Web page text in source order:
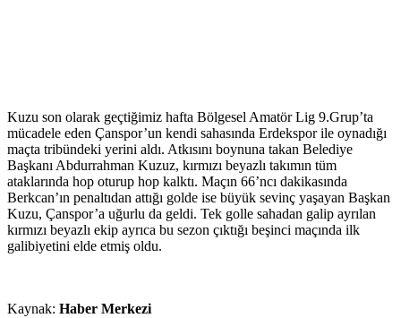
Kuzu son olarak geçtiğimiz hafta Bölgesel Amatör Lig 9.Grup’ta
mücadele eden Çanspor’un kendi sahasında Erdekspor ile oynadığı
maçta tribündeki yerini aldı. Atkısını boynuna takan Belediye
Başkanı Abdurrahman Kuzuz, kırmızı beyazlı takımın tüm
ataklarında hop oturup hop kalktı. Maçın 66’ncı dakikasında
Berkcan’ın penaltıdan attığı golde ise büyük sevinç yaşayan Başkan
Kuzu, Çanspor’a uğurlu da geldi. Tek golle sahadan galip ayrılan
kırmızı beyazlı ekip ayrıca bu sezon çıktığı beşinci maçında ilk
galibiyetini elde etmiş oldu.
Kaynak: Haber Merkezi